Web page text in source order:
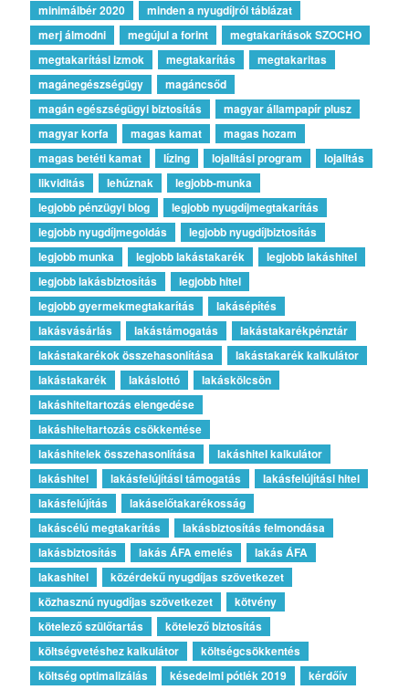
minimálbér 2020
minden a nyugdíjról táblázat
merj álmodni
megújul a forint
megtakarítások SZOCHO
megtakarítási izmok
megtakarítás
megtakaritas
magánegészségügy
magáncsőd
magán egészségügyi biztosítás
magyar állampapír plusz
magyar korfa
magas kamat
magas hozam
magas betéti kamat
lízing lojalitási program
lojalitás
likviditás
lehúznak
legjobb-munka
legjobb pénzügyi blog
legjobb nyugdíjmegtakarítás
legjobb nyugdíjmegoldás
legjobb nyugdíjbiztosítás
legjobb munka
legjobb lakástakarék
legjobb lakáshitel
legjobb lakásbiztosítás
legjobb hitel
legjobb gyermekmegtakarítás
lakásépítés
lakásvásárlás
lakástámogatás
lakástakarékpénztár
lakástakarékok összehasonlítása
lakástakarék kalkulátor
lakástakarék
lakáslottó
lakáskölcsön
lakáshiteltartozás elengedése
lakáshiteltartozás csökkentése
lakáshitelek összehasonlítása
lakáshitel kalkulátor
lakáshitel
lakásfelújítási támogatás
lakásfelújítási hitel
lakásfelújítás
lakáselőtakarékosság
lakáscélú megtakarítás
lakásbiztosítás felmondása
lakásbiztosítás
lakás ÁFA emelés
lakás ÁFA
lakashitel
közérdekű nyugdíjas szövetkezet
közhasznú nyugdíjas szövetkezet
kötvény
kötelező szülőtartás
kötelező biztosítás
költségvetéshez kalkulátor
költségcsökkentés
költség optimalizálás
késedelmi pótlék 2019
kérdőív